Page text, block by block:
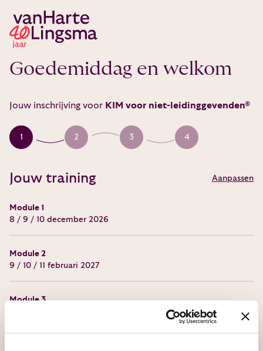
Goedemiddag en welkom
Jouw inschrijving voor KIM voor niet-leidinggevenden®
1 2 3 4
Jouw training Aanpassen
Module 1
8 / 9 / 10 december 2026
Module 2
9 / 10 / 11 februari 2027
Module 3